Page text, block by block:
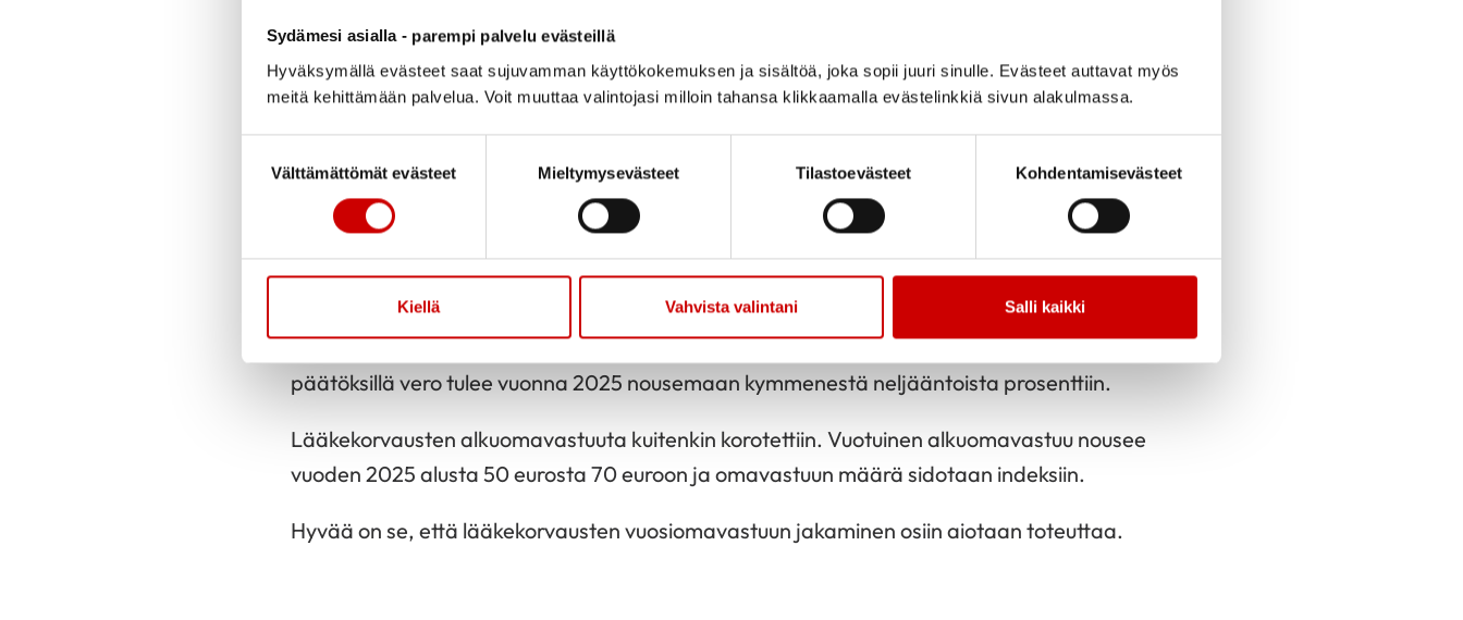
Sydämesi asialla - parempi palvelu evästeillä
Hyväksymällä evästeet saat sujuvamman käyttökokemuksen ja sisältöä, joka sopii juuri sinulle. Evästeet auttavat myös
meitä kehittämään palvelua. Voit muuttaa valintojasi milloin tahansa klikkaamalla evästelinkkiä sivun alakulmassa.
Välttämättömät evästeet
Mieltymysevästeet Tilastoevästeet Kohdentamisevästeet
Kiellä Vahvista valintani Salli kaikki
Nyt katse kääntyy siihen, miten hallitus kannustaa hyvinvointialueita ennaltaehkäiseviin
toimiin. Hallitusohjelmaan on kirjattu hyvinvoinnin ja terveyden edistämisen (hyte) -
kertoimen painoarvon kasvattaminen nykyisestä.
Samalla hallituksen on tarkoitus tarkastella kuntien ja hyvinvointialueiden välistä
rahoitusratkaisua siten, että se kannustaisi panostamaan terveyden edistämiseen ja
ehkäisevään toimintaan.
Lääkkeiden arvonlisäveron lisäkorotukset hallitus päätti jättää tekemättä. Aiemmin tehdyillä
päätöksillä vero tulee vuonna 2025 nousemaan kymmenestä neljääntoista prosenttiin.
Lääkekorvausten alkuomavastuuta kuitenkin korotettiin. Vuotuinen alkuomavastuu nousee
vuoden 2025 alusta 50 eurosta 70 euroon ja omavastuun määrä sidotaan indeksiin.
Hyvää on se, että lääkekorvausten vuosiomavastuun jakaminen osiin aiotaan toteuttaa.